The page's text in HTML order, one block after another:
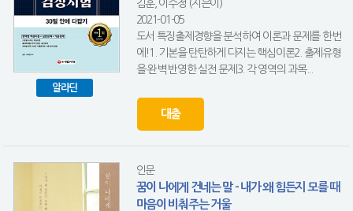
알라딘
김훈, 이수정 (지은이)
2021-01-05
도서 특징출제경향을 분석하여 이론과 문제를 한번
에!1. 기본을 탄탄하게 다지는 핵심이론2. 출제유형
을 완벽 반영한 실전 문제3. 각 영역의 과목...
대출
인문
꿈이 나에게 건네는 말 - 내가 왜 힘든지 모를 때
마음이 비춰주는 거울